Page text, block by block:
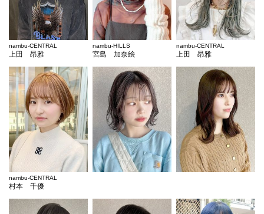
nambu-CENTRAL
上田 昂雅
nambu-HILLS
宮島 加奈絵
nambu-CENTRAL
上田 昂雅
nambu-CENTRAL
村本 千優